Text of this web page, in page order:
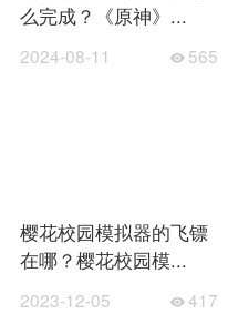
么完成？《原神》...
2024-08-11 565
樱花校园模拟器的飞镖
在哪？樱花校园模...
2023-12-05 417